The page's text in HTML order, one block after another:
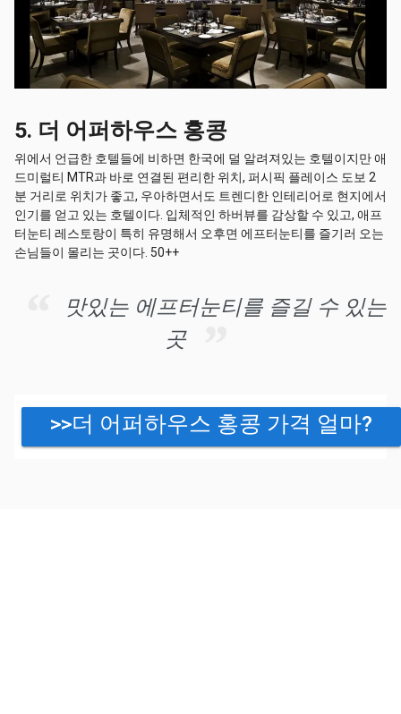
5. 더 어퍼하우스 홍콩
위에서 언급한 호텔들에 비하면 한국에 덜 알려져있는 호텔이지만 애
드미럴티 MTR과 바로 연결된 편리한 위치, 퍼시픽 플레이스 도보 2
분 거리로 위치가 좋고, 우아하면서도 트렌디한 인테리어로 현지에서
인기를 얻고 있는 호텔이다. 입체적인 하버뷰를 감상할 수 있고, 애프
터눈티 레스토랑이 특히 유명해서 오후면 에프터눈티를 즐기러 오는
손님들이 몰리는 곳이다. 50++
맛있는 에프터눈티를 즐길 수 있는
곳
>>더 어퍼하우스 홍콩 가격 얼마?